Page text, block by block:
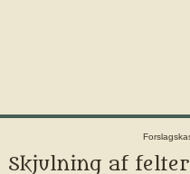
Skjulning af